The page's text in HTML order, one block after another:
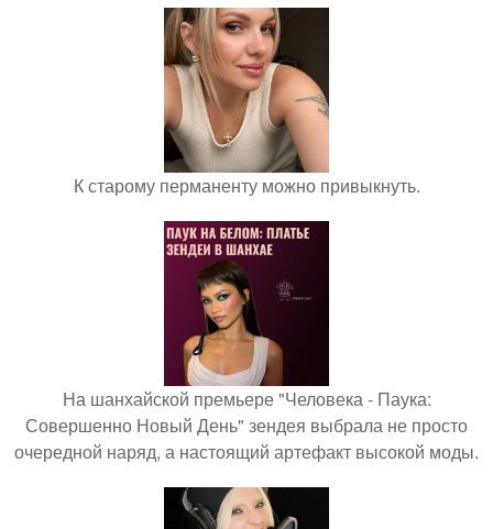
К старому перманенту можно привыкнуть.
На шанхайской премьере "Человека - Паука:
Совершенно Новый День" зендея выбрала не просто
очередной наряд, а настоящий артефакт высокой моды.